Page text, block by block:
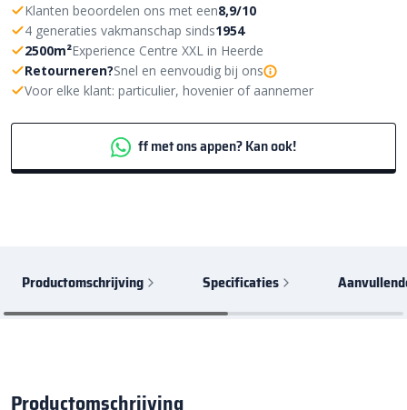
Klanten beoordelen ons met een8,9/10
4 generaties vakmanschap sinds1954
2500m²Experience Centre XXL in Heerde
Retourneren?Snel en eenvoudig bij ons
Voor elke klant: particulier, hovenier of aannemer
ff met ons appen? Kan ook!
Productomschrijving Specificaties
Productomschrijving